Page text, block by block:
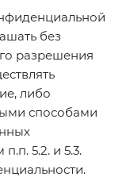
без
разрешения
либо
способами
5.2. и 5.3.